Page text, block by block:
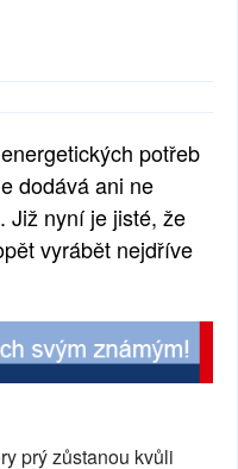
potřeb
dodává ani ne
Již nyní je jisté, že
vyrábět nejdříve
prý zůstanou kvůli